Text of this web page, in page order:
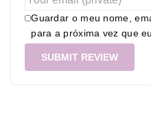
Guardar o meu nome,
para a próxima vez que